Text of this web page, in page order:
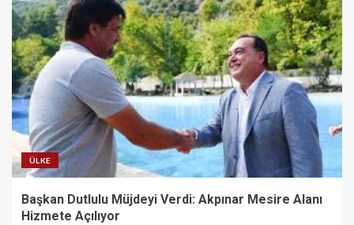
ÜLKE
Başkan Dutlulu Müjdeyi Verdi: Akpınar Mesire Alanı
Hizmete Açılıyor